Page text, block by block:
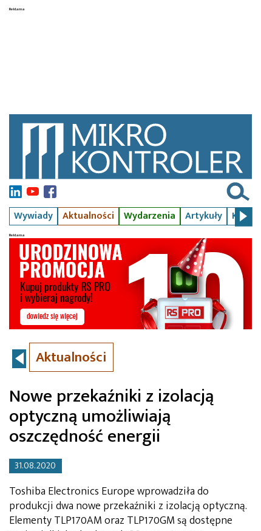
Wywiady Aktualności Wydarzenia Artykuły Kursy
Aktualności
Nowe przekaźniki z izolacją
optyczną umożliwiają
oszczędność energii
31.08.2020
Toshiba Electronics Europe wprowadziła do
produkcji dwa nowe przekaźniki z izolacją optyczną.
Elementy TLP170AM oraz TLP170GM są dostępne